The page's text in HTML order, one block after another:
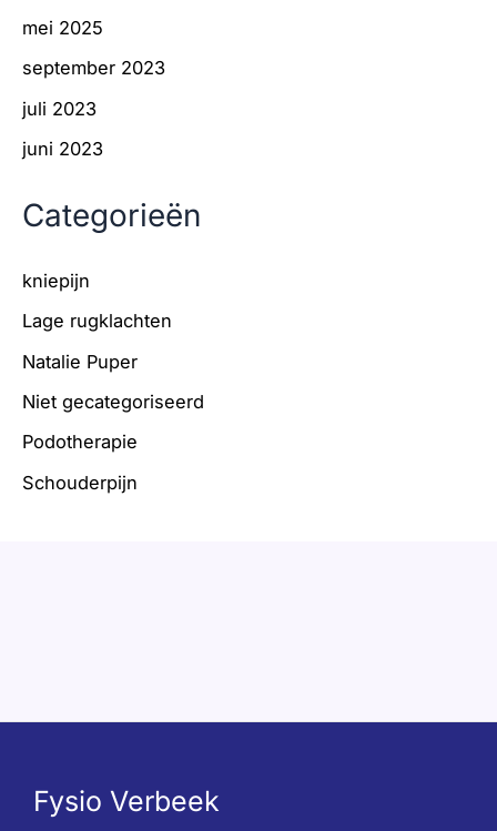
mei 2025
september 2023
juli 2023
juni 2023
Categorieën
kniepijn
Lage rugklachten
Natalie Puper
Niet gecategoriseerd
Podotherapie
Schouderpijn
Fysio Verbeek